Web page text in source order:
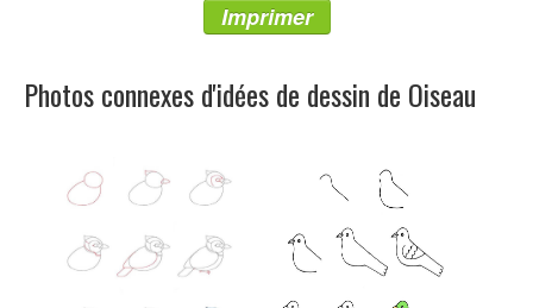
Imprimer
Photos connexes d'idées de dessin de Oiseau